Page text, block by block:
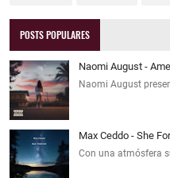
POSTS POPULARES
Naomi August -
Naomi August
Max Ceddo - She
Con una atmósfera